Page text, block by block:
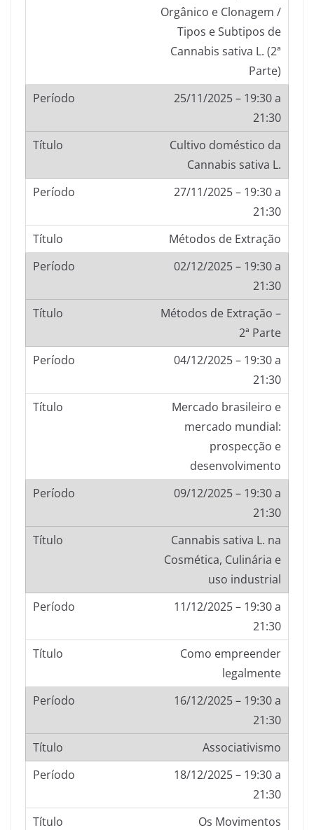
Orgânico e Clonagem /
Tipos e Subtipos de
Cannabis sativa L. (2ª
Parte)
25/11/2025 – 19:30 a
21:30
Cultivo doméstico da
Cannabis sativa L.
27/11/2025 – 19:30 a
21:30
Métodos de Extração
02/12/2025 – 19:30 a
21:30
Métodos de Extração –
2ª Parte
04/12/2025 – 19:30 a
21:30
Mercado brasileiro e
mercado mundial:
prospecção e
desenvolvimento
09/12/2025 – 19:30 a
21:30
Cannabis sativa L. na
Cosmética, Culinária e
uso industrial
11/12/2025 – 19:30 a
21:30
Como empreender
legalmente
16/12/2025 – 19:30 a
21:30
Associativismo
18/12/2025 – 19:30 a
21:30
Os Movimentos